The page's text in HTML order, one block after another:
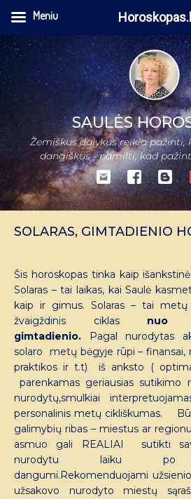
SAULĖS
Žemiškus dalykus reikia
dangiškus - pamilti, kad
SOLARAS, GIMTADIENIO
Šis horoskopas tinka kaip
Solaras – tai laikas, kai Saulė
kaip ir gimus. Solaras – tai metų
žvaigždinis ciklas nuo
gimtadienio. Pagal nurodytas
solaro metų bėgyje rūpi – finansai,
praktikos ir t.t) iš anksto (
parenkamas geriausias
nurodytų,smulkiai
personalinis metų cikliškumas.
galimybių ribas – miestus ar
asmuo gali REALIAI sutikti
nurodytu laiku po
dangumi.Rekomenduojami
užsakovo nurodyto miestų
Meniu